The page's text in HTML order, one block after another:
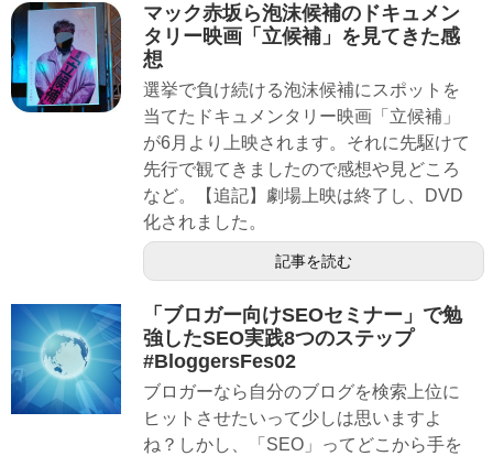
マック赤坂ら泡沫候補のドキュメン
タリー映画「立候補」を見てきた感
想
選挙で負け続ける泡沫候補にスポットを
当てたドキュメンタリー映画「立候補」
が6月より上映されます。それに先駆けて
先行で観てきましたので感想や見どころ
など。【追記】劇場上映は終了し、DVD
化されました。
記事を読む
「ブロガー向けSEOセミナー」で勉
強したSEO実践8つのステップ
#BloggersFes02
ブロガーなら自分のブログを検索上位に
ヒットさせたいって少しは思いますよ
ね？しかし、「SEO」ってどこから手を